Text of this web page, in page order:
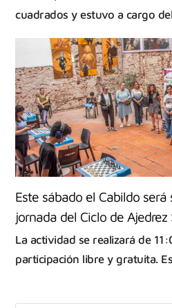
cuadrados y estuvo a cargo
Este sábado el Cabildo
jornada del Ciclo de
La actividad se realizará de
participación libre y gratuita.